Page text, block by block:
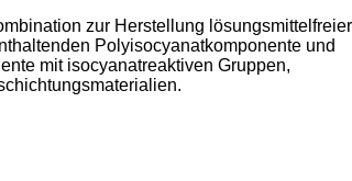
zur Herstellung
Polyisocyanatkomponente und
mit isocyanatreaktiven Gruppen,